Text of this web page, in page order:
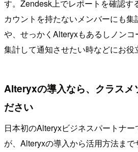
す。Zendesk上でレポートを確認す
カウントを持たないメンバーにも
や、せっかくAlteryxもあるしノンコ
集計して通知させたい時などにお役
Alteryxの導入なら、クラスメ
ださい
日本初のAlteryxビジネスパートナ
が、Alteryxの導入から活用方法ま